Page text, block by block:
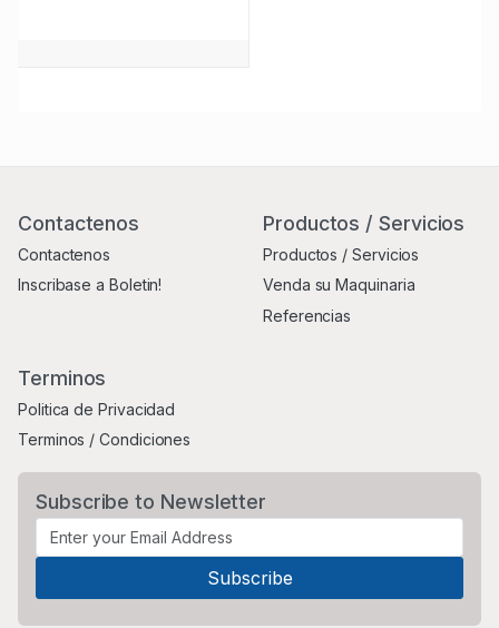
Contactenos
Contactenos
Inscribase a Boletin!
Productos / Servicios
Productos / Servicios
Venda su Maquinaria
Referencias
Terminos
Politica de Privacidad
Terminos / Condiciones
Subscribe to Newsletter